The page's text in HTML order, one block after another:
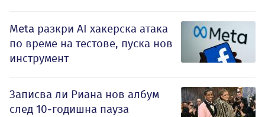
Meta разкри AI хакерска атака
по време на тестове, пуска нов
инструмент
Записва ли Риана нов албум
след 10-годишна пауза